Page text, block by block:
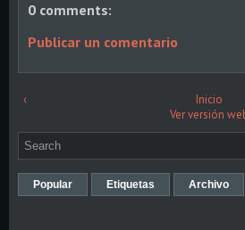
0 comments:
Publicar un comentario
‹
Inicio
Ver versión
Popular Etiquetas Archivo